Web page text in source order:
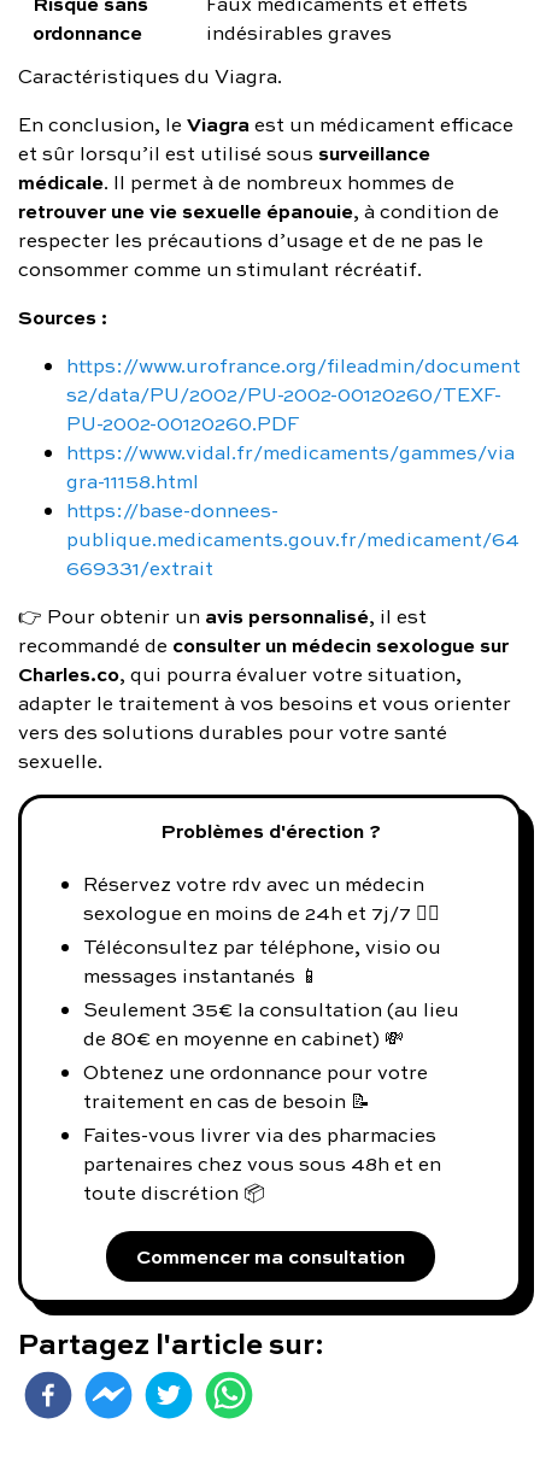
ordonnance
indésirables graves
Caractéristiques du Viagra.
En conclusion, le Viagra est un médicament efficace
et sûr lorsqu’il est utilisé sous surveillance
médicale. Il permet à de nombreux hommes de
retrouver une vie sexuelle épanouie, à condition de
respecter les précautions d’usage et de ne pas le
consommer comme un stimulant récréatif.
Sources :
https://www.urofrance.org/fileadmin/document
s2/data/PU/2002/PU-2002-00120260/TEXF-
PU-2002-00120260.PDF
https://www.vidal.fr/medicaments/gammes/via
gra-11158.html
https://base-donnees-
publique.medicaments.gouv.fr/medicament/64
669331/extrait
👉 Pour obtenir un avis personnalisé, il est
recommandé de consulter un médecin sexologue sur
Charles.co, qui pourra évaluer votre situation,
adapter le traitement à vos besoins et vous orienter
vers des solutions durables pour votre santé
sexuelle.
Problèmes d'érection ?
Réservez votre rdv avec un médecin
sexologue en moins de 24h et 7j/7 👨‍⚕️
Téléconsultez par téléphone, visio ou
messages instantanés 📱
Seulement 35€ la consultation (au lieu
de 80€ en moyenne en cabinet) 💸
Obtenez une ordonnance pour votre
traitement en cas de besoin 📝
Faites-vous livrer via des pharmacies
partenaires chez vous sous 48h et en
toute discrétion 📦
Commencer ma consultation
Partagez l'article sur: